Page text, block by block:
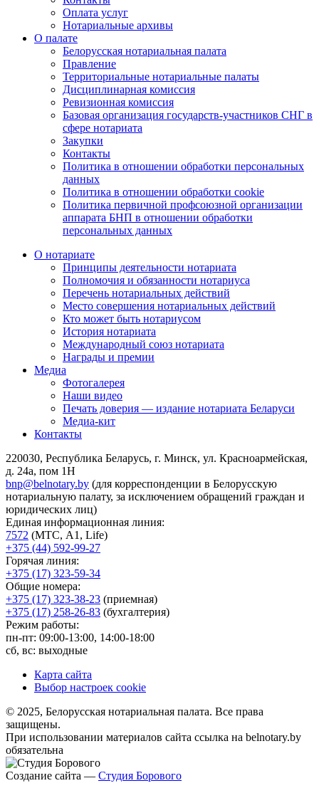
Оплата услуг
Нотариальные архивы
О палате
Белорусская нотариальная палата
Правление
Территориальные нотариальные палаты
Дисциплинарная комиссия
Ревизионная комиссия
Базовая организация государств-участников СНГ в
сфере нотариата
Закупки
Контакты
Политика в отношении обработки персональных
данных
Политика в отношении обработки cookie
Политика первичной профсоюзной организации
аппарата БНП в отношении обработки
персональных данных
О нотариате
Принципы деятельности нотариата
Полномочия и обязанности нотариуса
Перечень нотариальных действий
Место совершения нотариальных действий
Кто может быть нотариусом
История нотариата
Международный союз нотариата
Награды и премии
Медиа
Фотогалерея
Наши видео
Печать доверия — издание нотариата Беларуси
Медиа-кит
Контакты
220030, Республика Беларусь, г. Минск, ул. Красноармейская,
д. 24а, пом 1Н
bnp@belnotary.by (для корреспонденции в Белорусскую
нотариальную палату, за исключением обращений граждан и
юридических лиц)
Единая информационная линия:
7572 (МТС, A1, Life)
+375 (44) 592-99-27
Горячая линия:
+375 (17) 323-59-34
Общие номера:
+375 (17) 323-38-23 (приемная)
+375 (17) 258-26-83 (бухгалтерия)
Режим работы:
пн-пт: 09:00-13:00, 14:00-18:00
сб, вс: выходные
Карта сайта
Выбор настроек cookie
© 2025, Белорусская нотариальная палата. Все права
защищены.
При использовании материалов сайта ссылка на belnotary.by
обязательна
Создание сайта — Студия Борового